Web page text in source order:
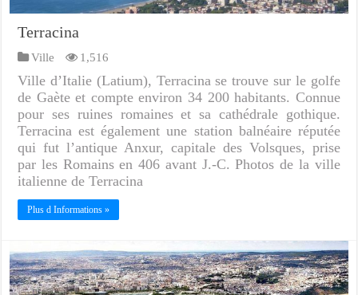
Terracina
Ville 1,516
Ville d’Italie (Latium), Terracina se trouve sur le golfe
de Gaète et compte environ 34 200 habitants. Connue
pour ses ruines romaines et sa cathédrale gothique.
Terracina est également une station balnéaire réputée
qui fut l’antique Anxur, capitale des Volsques, prise
par les Romains en 406 avant J.-C. Photos de la ville
italienne de Terracina
Plus d Informations »